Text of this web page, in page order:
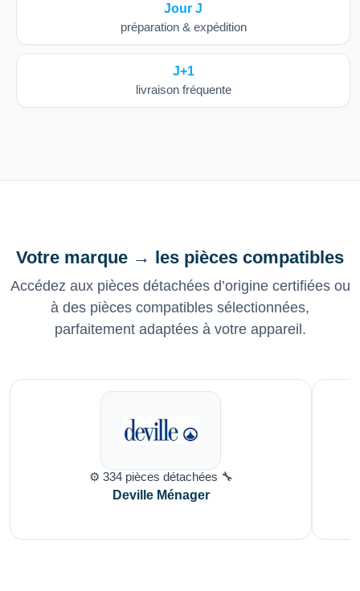
Jour J
préparation & expédition
J+1
livraison fréquente
Votre marque → les pièces compatibles
Accédez aux pièces détachées d’origine certifiées ou
à des pièces compatibles sélectionnées,
parfaitement adaptées à votre appareil.
⚙️ 334 pièces détachées 🔧
Deville Ménager